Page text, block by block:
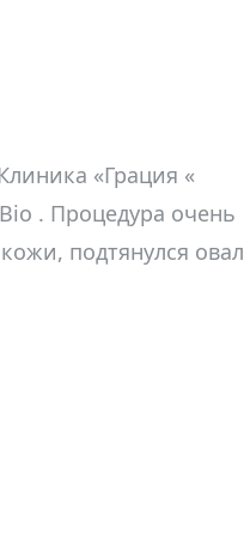
«Грация «
. Процедура очень
подтянулся овал